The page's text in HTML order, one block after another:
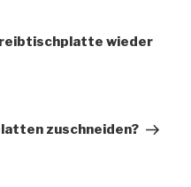
wieder
zuschneiden?